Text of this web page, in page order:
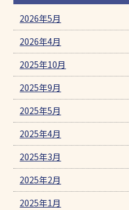
2026年5月
2026年4月
2025年10月
2025年9月
2025年5月
2025年4月
2025年3月
2025年2月
2025年1月